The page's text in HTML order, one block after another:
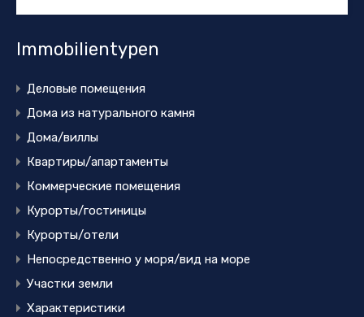
Immobilientypen
Деловые помещения
Дома из натурального камня
Дома/виллы
Квартиры/апартаменты
Коммерческие помещения
Курорты/гостиницы
Курорты/отели
Непосредственно у моря/вид на море
Участки земли
Характеристики